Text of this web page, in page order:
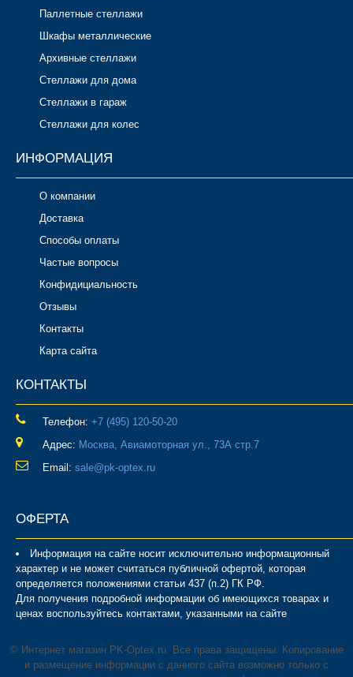
Паллетные стеллажи
Шкафы металлические
Архивные стеллажи
Стеллажи для дома
Стеллажи в гараж
Стеллажи для колес
ИНФОРМАЦИЯ
О компании
Доставка
Способы оплаты
Частые вопросы
Конфидициальность
Отзывы
Контакты
Карта сайта
КОНТАКТЫ
Телефон: ‎+7 (495) 120-50-20
Адрес: Москва, Авиамоторная ул., 73А стр.7
Email: sale@pk-optex.ru
ОФЕРТА
Информация на сайте носит исключительно информационный
характер и не может считаться публичной офертой, которая
определяется положениями статьи 437 (п.2) ГК РФ.
Для получения подробной информации об имеющихся товарах и
ценах воспользуйтесь контактами, указанными на сайте
© Интернет магазин PK-Optex.ru. Все права защищены. Копирование
и размещение информации с данного сайта возможно только с